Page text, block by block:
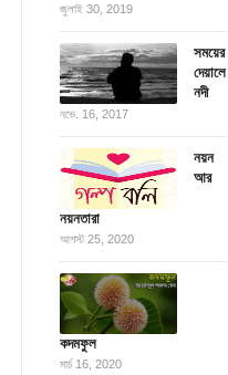
জুলাই 30, 2019
সময়ের
দেয়ালে
নদী
নভে. 16, 2017
নয়ন
আর
নয়নতারা
আগস্ট 25, 2020
কদমফুল
মার্চ 16, 2020